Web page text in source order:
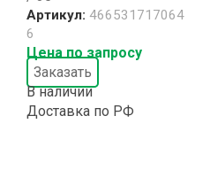
Артикул: 466531717064
6
Цена по запросу
Заказать
В наличии
Доставка по РФ